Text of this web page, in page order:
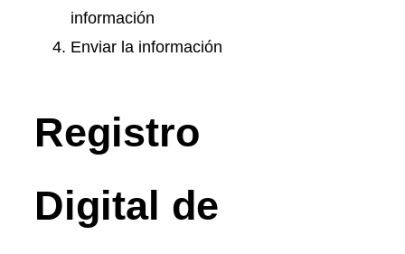
información
Enviar la información
Registro
Digital de